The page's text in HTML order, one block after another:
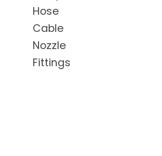
Hose
Cable
Nozzle
Fittings